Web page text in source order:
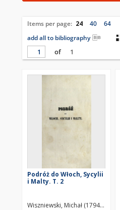
Items per page: 24 40
64
add all to bibliography
of
1
Podróż do Włoch, Sycylii
i Malty. T. 2
Wiszniewski, Michał (1794–1865)